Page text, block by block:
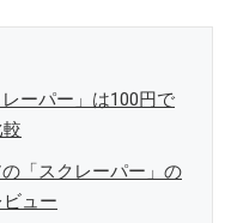
ーパー」は100円で
「スクレーパー」の
ュー